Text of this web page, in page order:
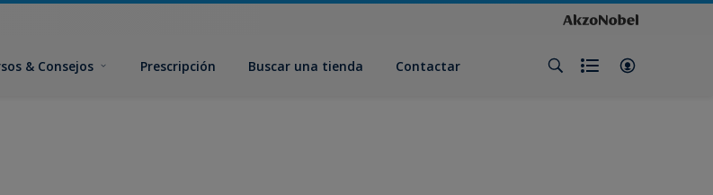
& Consejos Prescripción Buscar una tienda Contactar